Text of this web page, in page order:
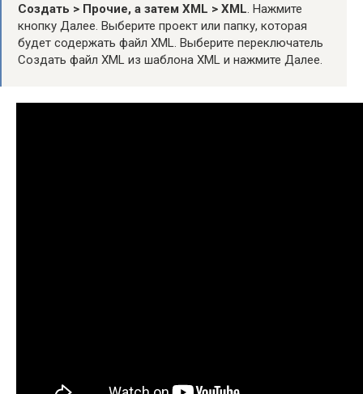
Создать > Прочие, а затем XML > XML. Нажмите
кнопку Далее. Выберите проект или папку, которая
будет содержать файл XML. Выберите переключатель
Создать файл XML из шаблона XML и нажмите Далее.